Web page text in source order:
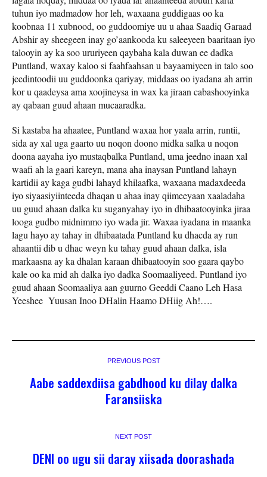
tuhun iyo madmadow hor leh, waxaana guddigaas oo ka
koobnaa 11 xubnood, oo guddoomiye uu u ahaa Saadiq Garaad
Abshir ay sheegeen inay go’aankooda ku saleeyeen baaritaan iyo
talooyin ay ka soo ururiyeen qaybaha kala duwan ee dadka
Puntland, waxay kaloo si faahfaahsan u bayaamiyeen in talo soo
jeedintoodii uu guddoonka qariyay, middaas oo iyadana ah arrin
kor u qaadeysa ama xoojineysa in wax ka jiraan cabashooyinka
ay qabaan guud ahaan mucaaradka.
Si kastaba ha ahaatee, Puntland waxaa hor yaala arrin, runtii,
sida ay xal uga gaarto uu noqon doono midka salka u noqon
doona aayaha iyo mustaqbalka Puntland, uma jeedno inaan xal
waafi ah la gaari kareyn, mana aha inaysan Puntland lahayn
kartidii ay kaga gudbi lahayd khilaafka, waxaana madaxdeeda
iyo siyaasiyiinteeda dhaqan u ahaa inay qiimeeyaan xaaladaha
uu guud ahaan dalka ku suganyahay iyo in dhibaatooyinka jiraa
looga gudbo midnimmo iyo wada jir. Waxaa iyadana in maanka
lagu hayo ay tahay in dhibaatada Puntland ku dhacda ay run
ahaantii dib u dhac weyn ku tahay guud ahaan dalka, isla
markaasna ay ka dhalan karaan dhibaatooyin soo gaara qaybo
kale oo ka mid ah dalka iyo dadka Soomaaliyeed. Puntland iyo
guud ahaan Soomaaliya aan guurno Geeddi Caano Leh Hasa
Yeeshee Yuusan Inoo DHalin Haamo DHiig Ah!….
PREVIOUS POST
Aabe saddexdiisa gabdhood ku dilay dalka
Faransiiska
NEXT POST
DENI oo ugu sii daray xiisada doorashada